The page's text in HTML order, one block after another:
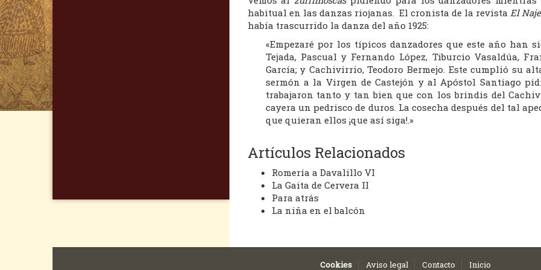
habitual en las danzas riojanas. El cronista de la revista El
había trascurrido la danza del año 1925:
«Empezaré por los típicos danzadores que este año han
Tejada, Pascual y Fernando López, Tiburcio Vasaldúa,
García; y Cachivirrio, Teodoro Bermejo. Este cumplió su
sermón a la Virgen de Castejón y al Apóstol Santiago
trabajaron tanto y tan bien que con los brindis del
cayera un pedrisco de duros. La cosecha después del tal
que quieran ellos ¡que así siga!.»
Artículos Relacionados
Romería a Davalillo VI
La Gaita de Cervera II
Para atrás
La niña en el balcón
Cookies Aviso legal Contacto Inicio